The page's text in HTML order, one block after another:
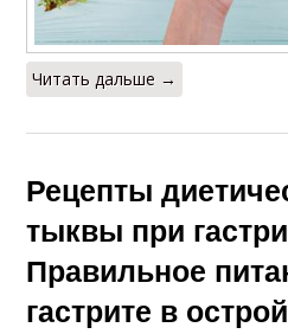
Читать дальше →
Рецепты
тыквы при
Правильное
гастрите в